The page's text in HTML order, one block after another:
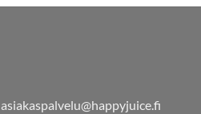
asiakaspalvelu@happyjuice.fi